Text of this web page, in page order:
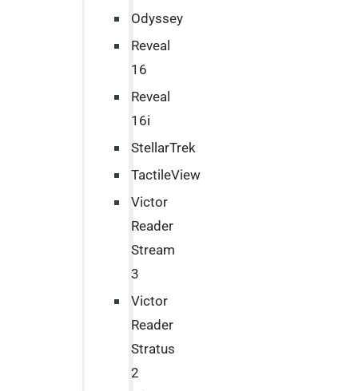
Odyssey
Reveal
16
Reveal
16i
StellarTrek
TactileView
Victor
Reader
Stream
3
Victor
Reader
Stratus
2